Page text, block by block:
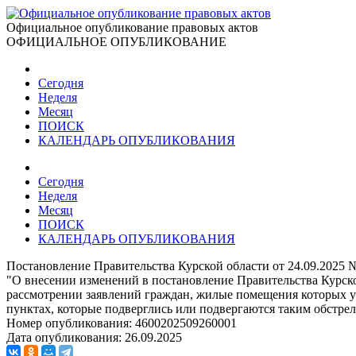
Официальное опубликование правовых актов
ОФИЦИАЛЬНОЕ ОПУБЛИКОВАНИЕ
Сегодня
Неделя
Месяц
ПОИСК
КАЛЕНДАРЬ ОПУБЛИКОВАНИЯ
Сегодня
Неделя
Месяц
ПОИСК
КАЛЕНДАРЬ ОПУБЛИКОВАНИЯ
Постановление Правительства Курской области от 24.09.2025
"О внесении изменений в постановление Правительства
рассмотрении заявлений граждан, жилые помещения
пунктах, которые подверглись или подвергаются таким
Номер опубликования: 4600202509260001
Дата опубликования: 26.09.2025